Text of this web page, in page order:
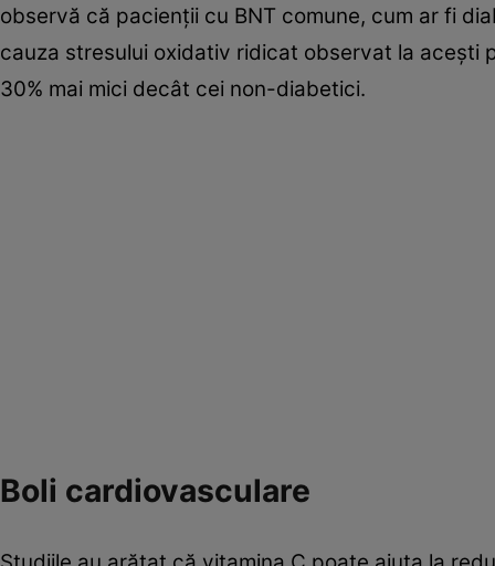
observă că pacienții cu BNT comune, cum ar fi
cauza stresului oxidativ ridicat observat la acești
30% mai mici decât cei non-diabetici.
​​Boli cardiovasculare​